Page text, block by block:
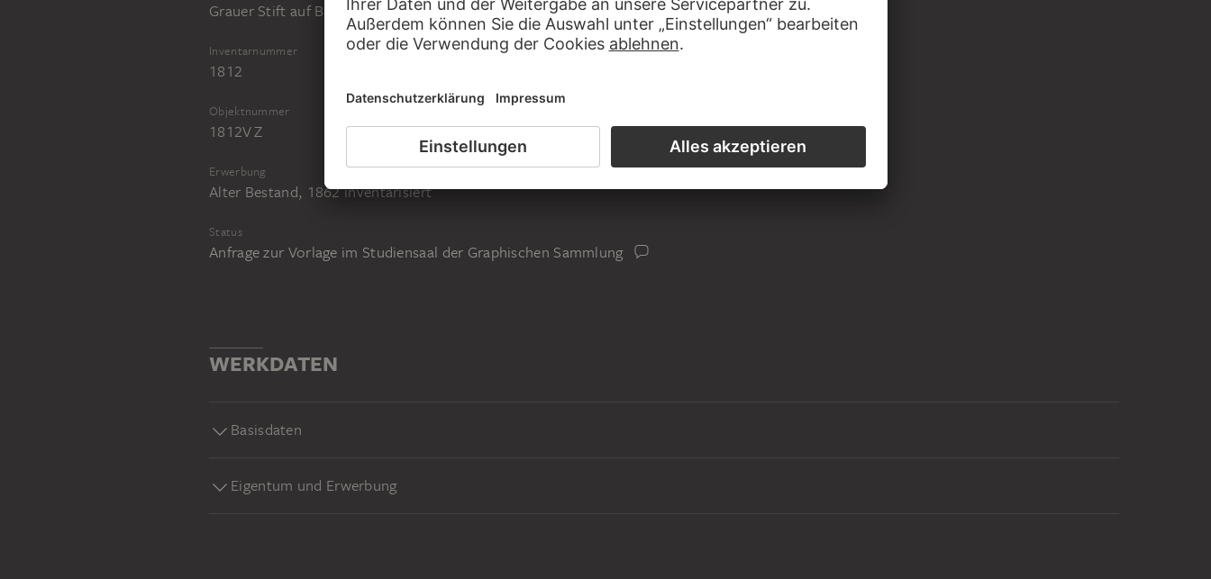
Grauer Stift auf Büttenpapier
Inventarnummer
1812
Objektnummer
1812V Z
Erwerbung
Alter Bestand, 1862 inventarisiert
Status
Anfrage zur Vorlage im Studiensaal der Graphischen Sammlung
WERKDATEN
Basisdaten
Eigentum und Erwerbung